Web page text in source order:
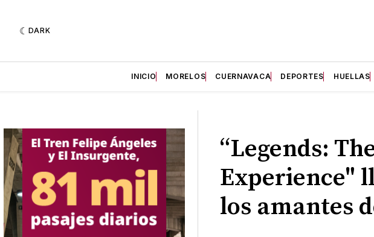
DARK
INICIO MORELOS CUERNAVACA DEPORTES HUELLAS
“Legends:
Experience"
los amantes